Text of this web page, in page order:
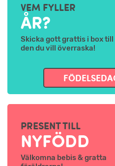
VEM FYLLER
ÅR?
Skicka gott grattis i box till
den du vill överraska!
PRESENT TILL
NYFÖDD
Välkomna bebis & gratta